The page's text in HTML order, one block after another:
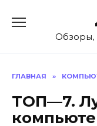
содержаниюОбзоры,
ГЛАВНАЯ »
ТОП—7.